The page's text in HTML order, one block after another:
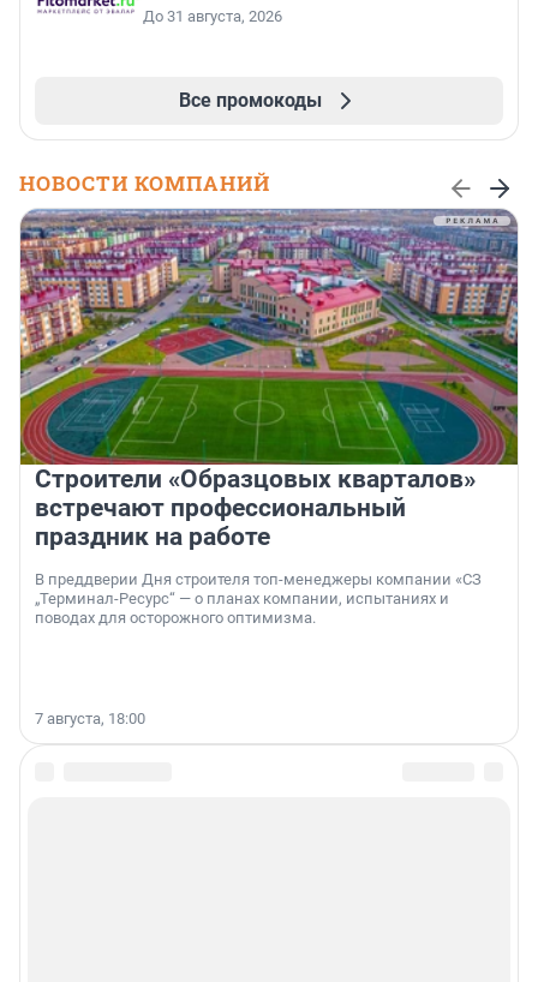
До 31 августа, 2026
Все промокоды
НОВОСТИ КОМПАНИЙ
Строители «Образцовых кварталов»
встречают профессиональный
праздник на работе
В преддверии Дня строителя топ-менеджеры компании «СЗ
„Терминал-Ресурс“ — о планах компании, испытаниях и
поводах для осторожного оптимизма.
7 августа, 18:00